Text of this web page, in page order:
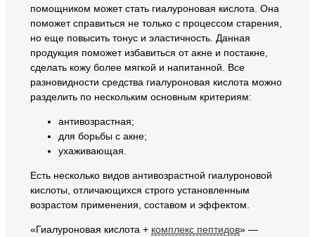
помощником может стать гиалуроновая кислота. Она
поможет справиться не только с процессом старения,
но еще повысить тонус и эластичность. Данная
продукция поможет избавиться от акне и постакне,
сделать кожу более мягкой и напитанной. Все
разновидности средства гиалуроновая кислота можно
разделить по нескольким основным критериям:
антивозрастная;
для борьбы с акне;
ухаживающая.
Есть несколько видов антивозрастной гиалуроновой
кислоты, отличающихся строго установленным
возрастом применения, составом и эффектом.
«Гиалуроновая кислота + комплекс пептидов» —